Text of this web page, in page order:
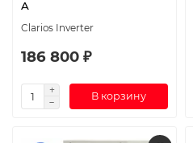
A
Clarios Inverter
186 800 ₽
В корзину